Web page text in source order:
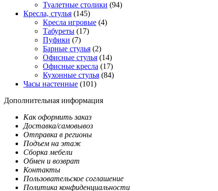
Туалетные столики (94)
Кресла, стулья (145)
Кресла игровые (4)
Табуреты (17)
Пуфики (7)
Барные стулья (2)
Офисные стулья (14)
Офисные кресла (17)
Кухонные стулья (84)
Часы настенные (101)
Дополнительная информация
Как оформить заказ
Доставка/самовывоз
Отправка в регионы
Подъем на этаж
Сборка мебели
Обмен и возврат
Контакты
Пользовательское соглашение
Политика конфиденциальности